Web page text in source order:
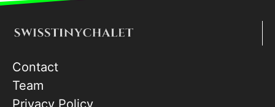
Contact
Team